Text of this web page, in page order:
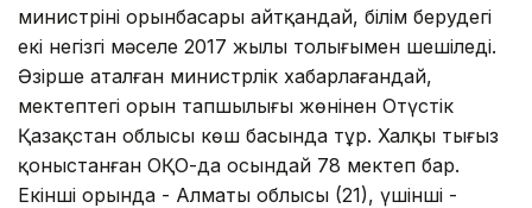
министрінің орынбасары айтқандай, білім берудегі
екі негізгі мәселе 2017 жылы толығымен шешіледі.
Әзірше аталған министрлік хабарлағандай,
мектептегі орын тапшылығы жөнінен Оңтүстік
Қазақстан облысы көш басында тұр. Халқы тығыз
қоныстанған ОҚО-да осындай 78 мектеп бар.
Екінші орында - Алматы облысы (21), үшінші -